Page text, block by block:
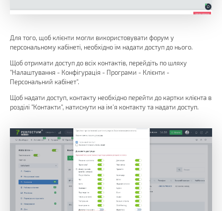
Для того, щоб клієнти могли використовувати форум у
персональному кабінеті, необхідно їм надати доступ до нього.
Щоб отримати доступ до всіх контактів, перейдіть по шляху
"Налаштування - Конфігурація - Програми - Клієнти -
Персональний кабінет".
Щоб надати доступ, контакту необхідно перейти до картки клієнта в
розділі "Контакти", натиснути на ім'я контакту та надати доступ.